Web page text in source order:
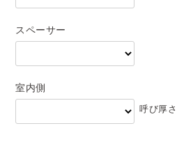
スペーサー
室内側
呼び厚さ